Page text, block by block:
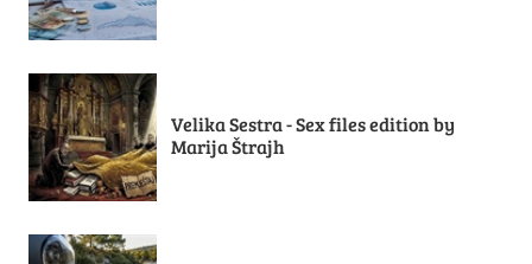
Velika Sestra - Sex files edition by
Marija Štrajh